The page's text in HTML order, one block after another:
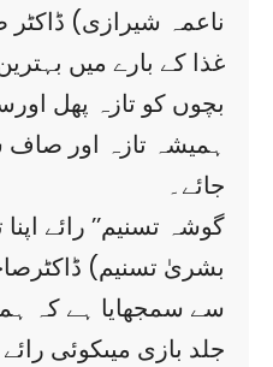
ناعمہ شیرازی)
غذا کے بارے میں
بچوں کو تازہ پھل
ہمیشہ تازہ اور صاف
جائے۔
گوشہ تسنیم’’ رائے
بشریٰ تسنیم)
سے سمجھایا ہے کہ
جلد بازی میںکوئی